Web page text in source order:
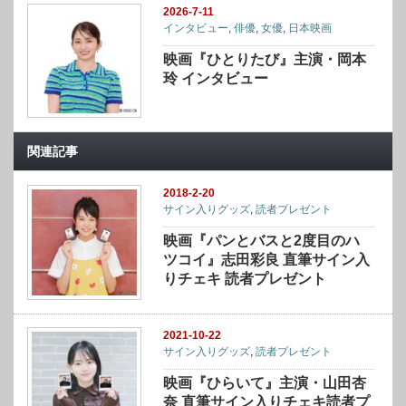
2026-7-11
インタビュー,俳優,女優, 日本映画
映画『ひとりたび』主演・岡本
玲 インタビュー
関連記事
2018-2-20
サイン入りグッズ,読者プレゼント
映画『パンとバスと2度目のハ
ツコイ』志田彩良 直筆サイン入
りチェキ 読者プレゼント
2021-10-22
サイン入りグッズ,読者プレゼント
映画『ひらいて』主演・山田杏
奈 直筆サイン入りチェキ読者プ